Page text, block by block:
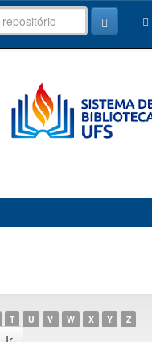
T U V W X Y Z